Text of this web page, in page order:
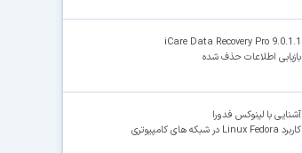
iCare Data Recovery Pro 9.0.1.1
بازیابی اطلاعات حذف شده
آشنایی با لینوکس فدورا
کاربرد Linux Fedora در شبکه های کامپیوتری